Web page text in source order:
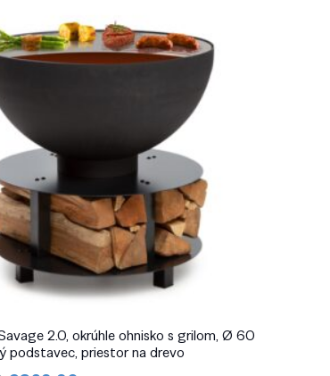
2.0, okrúhle ohnisko s grilom, Ø 60
podstavec, priestor na drevo